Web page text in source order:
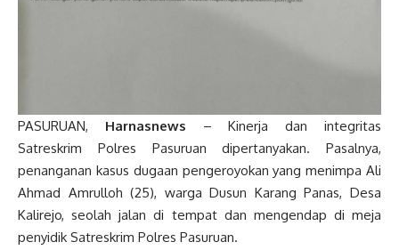
PASURUAN, Harnasnews – Kinerja dan integritas
Satreskrim Polres Pasuruan dipertanyakan. Pasalnya,
penanganan kasus dugaan pengeroyokan yang menimpa Ali
Ahmad Amrulloh (25), warga Dusun Karang Panas, Desa
Kalirejo, seolah jalan di tempat dan mengendap di meja
penyidik Satreskrim Polres Pasuruan.